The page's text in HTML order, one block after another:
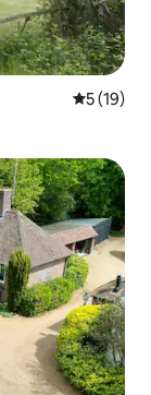
平均评分
5 (19)